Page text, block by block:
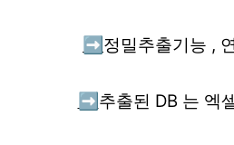
➡️ 정밀추출기능 ,
➡️ 추출된 DB 는 엑